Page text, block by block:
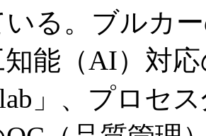
いる。ブルカ
能（AI）対
」、プロセ